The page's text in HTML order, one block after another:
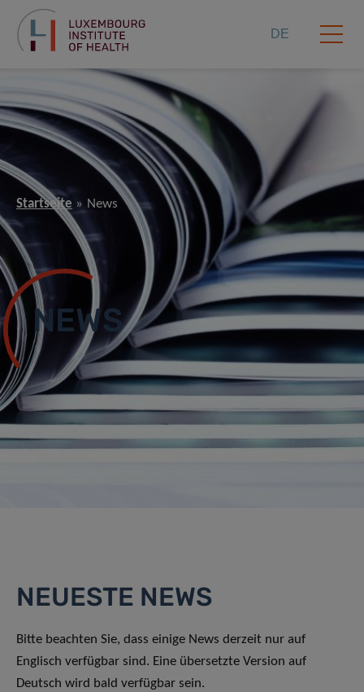
DE
Startseite News
NEWS
NEUESTE NEWS
Bitte beachten Sie, dass einige News derzeit nur auf
Englisch verfügbar sind. Eine übersetzte Version auf
Deutsch wird bald verfügbar sein.